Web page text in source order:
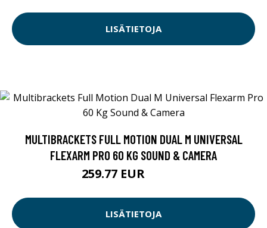
LISÄTIETOJA
MULTIBRACKETS FULL MOTION DUAL M UNIVERSAL
FLEXARM PRO 60 KG SOUND & CAMERA
259.77 EUR
LISÄTIETOJA